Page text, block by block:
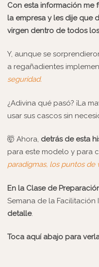
Con esta información me
la empresa y les dije que
virgen dentro de todos
Y, aunque se
a regañadientes
seguridad.
¿Adivina qué pasó? ¡La
usar sus cascos sin
🤯 Ahora, detrás de esta
para este modelo y para
paradigmas, los puntos de
En la Clase de
Semana de la Facilitación
detalle.
Toca aquí abajo para